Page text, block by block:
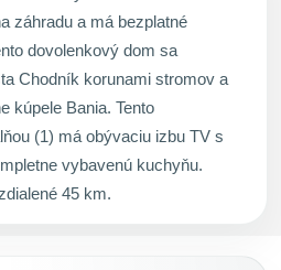
záhradu a má bezplatné
dovolenkový dom sa
Chodník korunami stromov a
kúpele Bania. Tento
(1) má obývaciu izbu TV s
vybavenú kuchyňu.
45 km.